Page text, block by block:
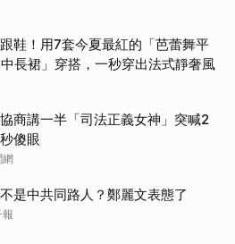
鞋！用7套今夏最紅的「芭蕾舞平
長裙」穿搭，一秒穿出法式靜奢風
商講一半「司法正義女神」突喊2
傻眼
網
是中共同路人？鄭麗文表態了
報